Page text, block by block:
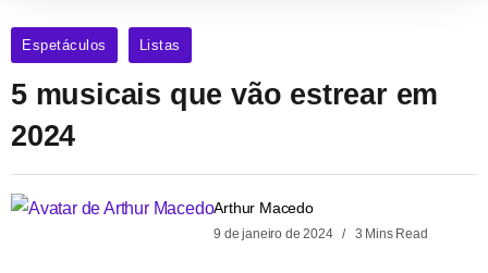
Espetáculos Listas
5 musicais que vão estrear em
2024
Arthur Macedo
9 de janeiro de 2024 3 Mins Read